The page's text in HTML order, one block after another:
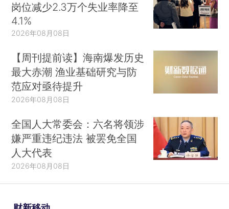
岗位减少2.3万个失业率降至
4.1%
2026年08月08日
【周刊提前读】海南爆发历史
最大赤潮 渔业基础研究与防
范应对亟待提升
2026年08月08日
全国人大常委会：六名将领涉
嫌严重违纪违法 被罢免全国
人大代表
2026年08月08日